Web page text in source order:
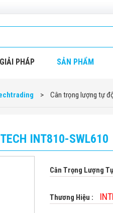
GIẢI PHÁP SẢN PHẨM
> Cân trọng lượng tự
INT810-SWL610
Cân Trọng Lượng
Thương Hiệu :